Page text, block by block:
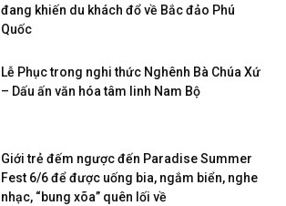
đang khiến du khách đổ về Bắc đảo Phú
Quốc
Lễ Phục trong nghi thức Nghênh Bà Chúa Xứ
– Dấu ấn văn hóa tâm linh Nam Bộ
Giới trẻ đếm ngược đến Paradise Summer
Fest 6/6 để được uống bia, ngắm biển, nghe
nhạc, “bung xõa” quên lối về